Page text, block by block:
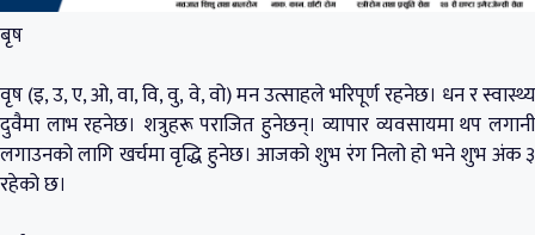
बृष
वृष (इ, उ, ए, ओ, वा, वि, वु, वे, वो) मन उत्साहले भरिपूर्ण रहनेछ। धन र स्वास्थ्य
दुवैमा लाभ रहनेछ। शत्रुहरू पराजित हुनेछन्। व्यापार व्यवसायमा थप लगानी
लगाउनको लागि खर्चमा वृद्धि हुनेछ। आजको शुभ रंग निलो हो भने शुभ अंक ३
रहेको छ।